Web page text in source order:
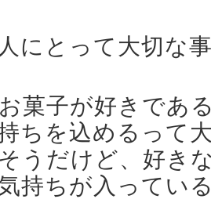
にとって大切な
菓子が好きであ
ちを込めるって
うだけど、好き
持ちが入ってい